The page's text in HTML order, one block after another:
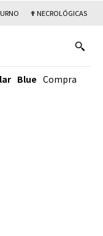
✟ NECROLÓGICAS
Blue Compra